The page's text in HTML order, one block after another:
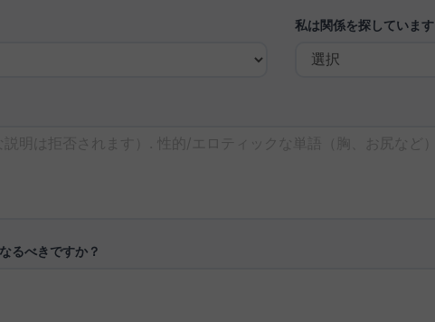
私は関係を探しています
るべきですか？